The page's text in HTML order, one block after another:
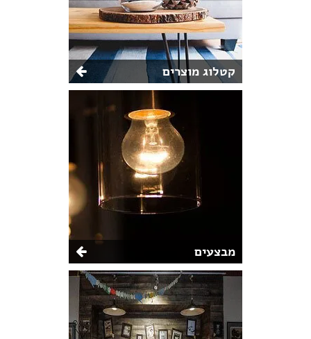
קטלוג מוצרים
מבצעים